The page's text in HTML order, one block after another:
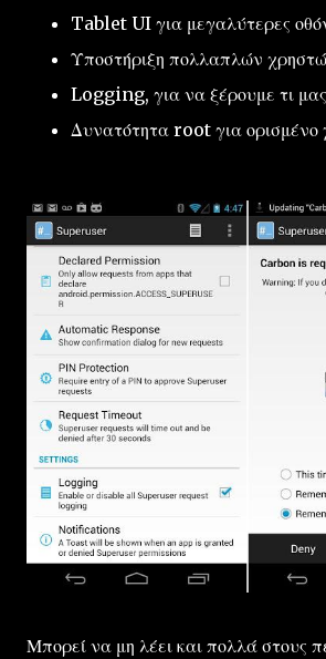
Tablet UI για μεγαλύτερες
Υποστήριξη πολλαπλών
Logging, για να ξέρουμε τι μας
Δυνατότητα root για ορισμένο
Μπορεί να μη λέει και πολλά στους